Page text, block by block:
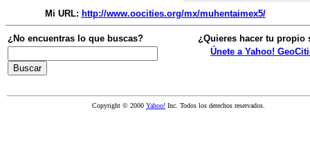
Mi URL: http://www.oocities.org/mx/muhentaimex5/
¿No encuentras lo que buscas?
¿Quieres hacer tu propio
Únete a Yahoo!
Copyright © 2000 Yahoo! Inc. Todos los derechos reservados.